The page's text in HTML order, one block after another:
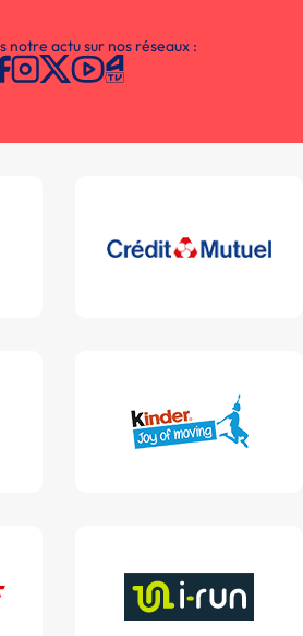
notre actu sur nos réseaux :